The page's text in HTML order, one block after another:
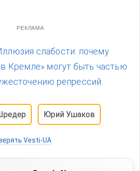
РЕКЛАМА
слабости: почему
в Кремле» могут быть частью
репрессий.
Юрий Ушаков
Vesti-UA